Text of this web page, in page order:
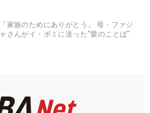
「家族のためにありがとう」 母・ファジ
ャさんがイ・ボミに送った“愛のことば”